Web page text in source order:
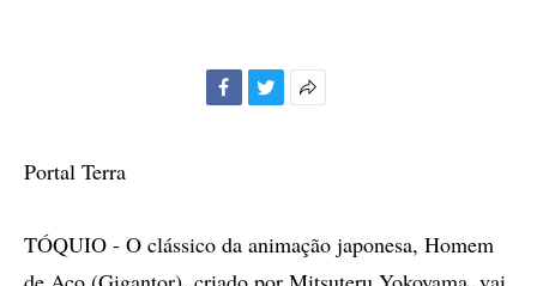
Portal Terra
TÓQUIO - O clássico da animação japonesa, Homem